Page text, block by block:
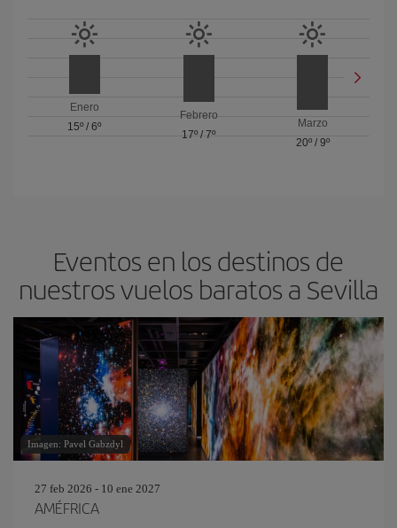
Enero
15º /6º
Febrero
17º / 7º
Marzo
20º/ 9º
Eventos en los destinos de
nuestros vuelos baratos a Sevilla
Imagen: Pavel Gabzdyl
27 feb 2026 - 10 ene 2027
AMÉFRICA